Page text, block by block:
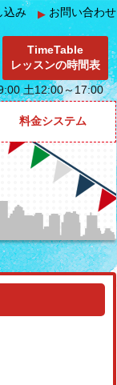
込み ▶ お問い合わせ
TimeTable
レッスンの時間表
土12:00～17:00
料金システム